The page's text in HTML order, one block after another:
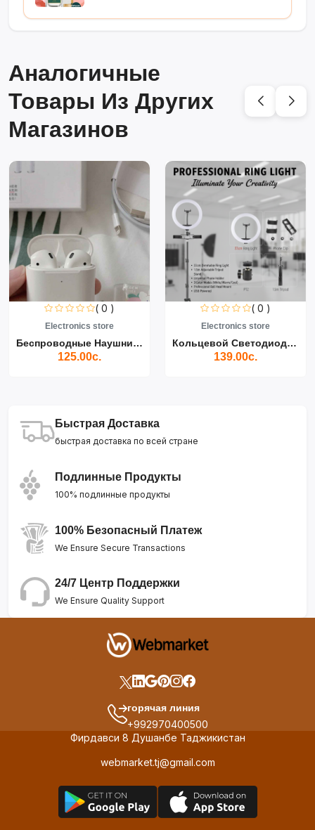
Аналогичные
Товары Из Других
Магазинов
( 0 )
Electronics store
Беспроводные Наушники Air...
125.00с.
( 0 )
Electronics store
Кольцевой Светодиодный Св...
139.00с.
Быстрая Доставка
быстрая доставка по всей стране
Подлинные Продукты
100% подлинные продукты
100% Безопасный Платеж
We Ensure Secure Transactions
24/7 Центр Поддержки
We Ensure Quality Support
горячая линия
+992970400500
Фирдавси 8 Душанбе Таджикистан
webmarket.tj@gmail.com